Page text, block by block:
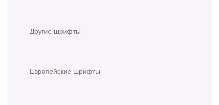
Другие шрифты
Европейские шрифты